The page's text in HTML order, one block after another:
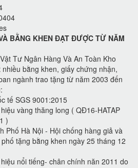
BẰNG KHEN ĐẠT ĐƯỢC TỪ NĂM
Tư Ngân Hàng Và An Toàn Kho
bằng khen, giấy chứng nhận,
ngành trao tặng từ năm 2003 đến
tế SGS 9001:2015
vàng thăng long ( QĐ16-HATAP
)
Phố Hà Nội - Hội chống hàng giả và
tặng bằng khen ngày 25 tháng 12
nổi tiếng- chân chính năn 2011 do